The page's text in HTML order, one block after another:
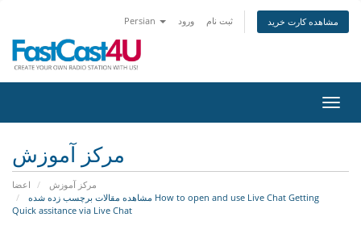
Persian ورود ثبت نام مشاهده کارت خرید
مرکز آموزش
اعضا
مرکز آموزش
Quick assitance via Live Chat